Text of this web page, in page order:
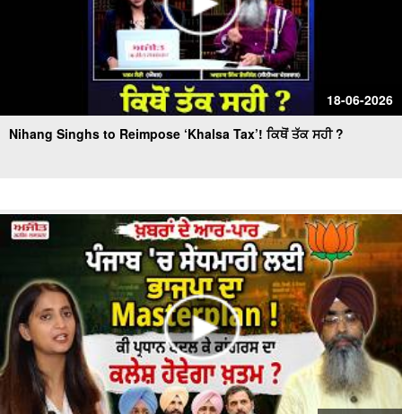
18-06-2026
Nihang Singhs to Reimpose ‘Khalsa Tax’! ਕਿਥੋਂ ਤੱਕ ਸਹੀ ?